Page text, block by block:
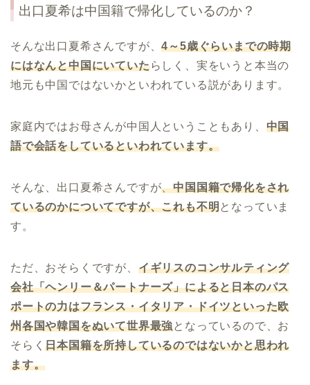
出口夏希は中国籍で帰化しているのか？
そんな出口夏希さんですが、4～5歳ぐらいまでの時期
にはなんと中国にいていたらしく、実をいうと本当の
地元も中国ではないかといわれている説があります。
家庭内ではお母さんが中国人ということもあり、 中国
語で会話をしているといわれています。
そんな、出口夏希さんですが、中国国籍で帰化をされ
ているのかについてですが、これも不明となっていま
す。
ただ、おそらくですが、 イギリスのコンサルティング
会社「ヘンリー＆パートナーズ」によると日本のパス
ポートの力はフランス・イタリア・ドイツといった欧
州各国や韓国をぬいて世界最強となっているので、お
そらく日本国籍を所持しているのではないかと思われ
ます。